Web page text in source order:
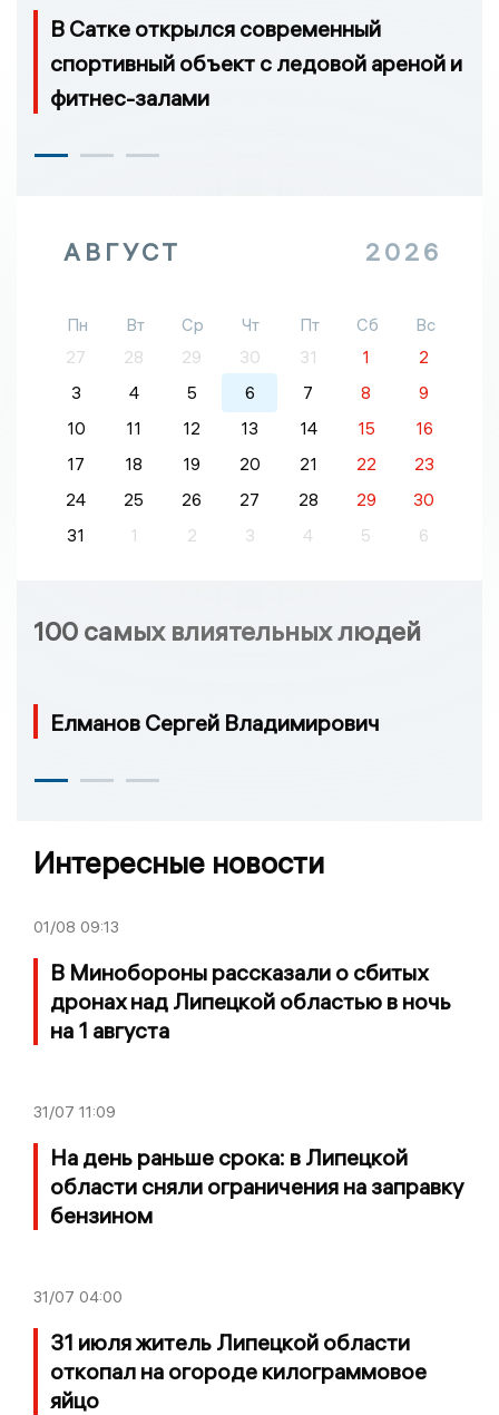
В Сатке открылся современный
спортивный объект с ледовой ареной и
фитнес-залами
АВГУСТ 2026
Пн Вт Ср Чт Пт Сб
Вс
27
28 29 30 31 1
2
3
4 5 6 7 8
9
10
11 12 13 14 15
16
17
18 19 20 21 22
23
24
25 26 27 28 29
30
31
1 2 3 4 5 6
100 самых влиятельных людей
Елманов Сергей Владимирович
Интересные новости
01/08 09:13
В Минобороны рассказали о сбитых
дронах над Липецкой областью в ночь
на 1 августа
31/07 11:09
На день раньше срока: в Липецкой
области сняли ограничения на заправку
бензином
31/07 04:00
31 июля житель Липецкой области
откопал на огороде килограммовое
яйцо